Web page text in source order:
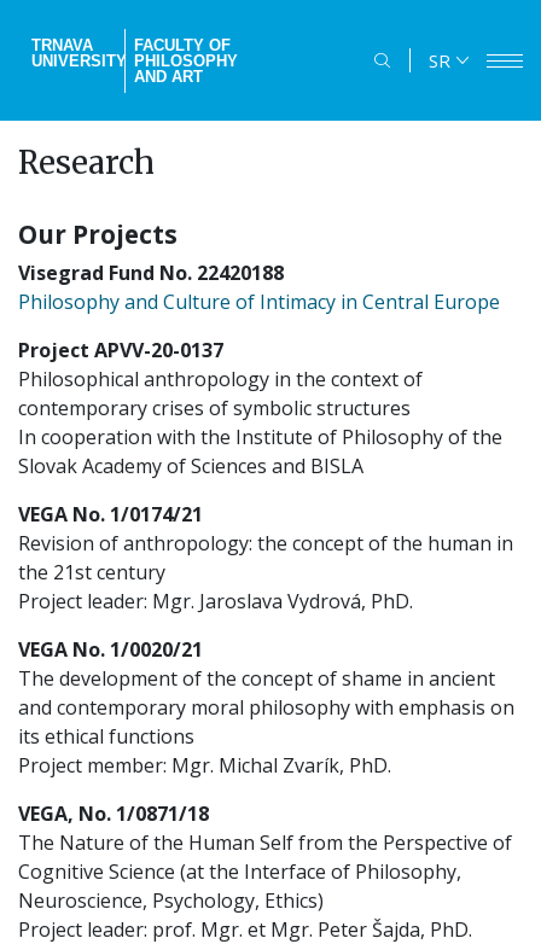
main
TRNAVA
UNIVERSITY
FACULTY OF
PHILOSOPHY
AND ART
SR
Research
Our Projects
Visegrad Fund No. 22420188
Philosophy and Culture of Intimacy in Central Europe
Project APVV-20-0137
Philosophical anthropology in the context of
contemporary crises of symbolic structures
In cooperation with the Institute of Philosophy of the
Slovak Academy of Sciences and BISLA
VEGA No. 1/0174/21
Revision of anthropology: the concept of the human in
the 21st century
Project leader: Mgr. Jaroslava Vydrová, PhD.
VEGA No. 1/0020/21
The development of the concept of shame in ancient
and contemporary moral philosophy with emphasis on
its ethical functions
Project member: Mgr. Michal Zvarík, PhD.
VEGA, No. 1/0871/18
The Nature of the Human Self from the Perspective of
Cognitive Science (at the Interface of Philosophy,
Neuroscience, Psychology, Ethics)
Project leader: prof. Mgr. et Mgr. Peter Šajda, PhD.